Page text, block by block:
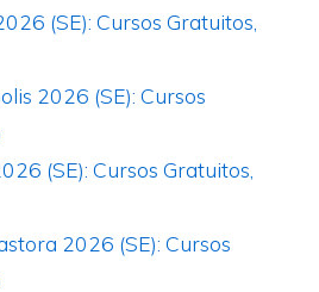
(SE): Cursos Gratuitos,
2026 (SE): Cursos
(SE): Cursos Gratuitos,
2026 (SE): Cursos